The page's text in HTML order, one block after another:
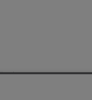
い合わせ よくあ